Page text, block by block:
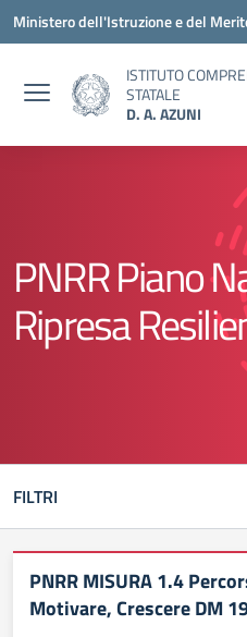
Vai ai contenuti
Vai al menu di navigazione
Vai al footer
Ministero dell'Istruzione e del
ISTITUTO
STATALE
D. A. AZUNI
PNRR Piano
Ripresa
FILTRI
PNRR MISURA 1.4
Motivare, Crescere DM